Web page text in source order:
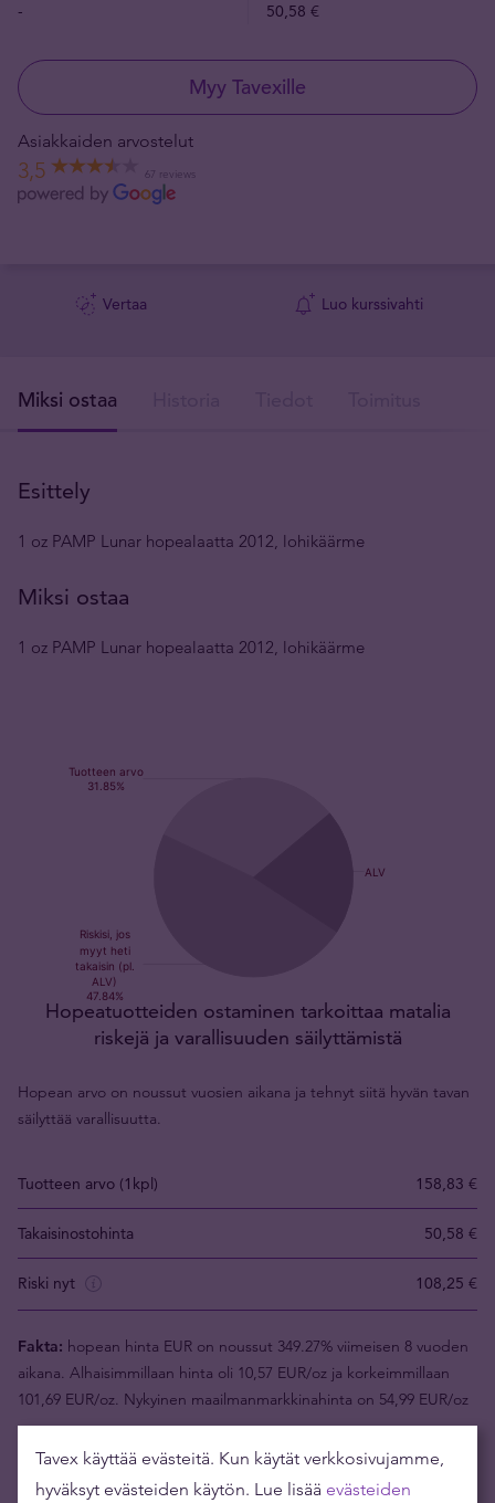
- 50,58 €
Myy Tavexille
Asiakkaiden arvostelut
3,5 67 reviews
Vertaa Luo kurssivahti
Miksi ostaa
Esittely
1 oz PAMP Lunar hopealaatta 2012, lohikäärme
Miksi ostaa
1 oz PAMP Lunar hopealaatta 2012, lohikäärme
Hopeatuotteiden ostaminen tarkoittaa matalia
riskejä ja varallisuuden säilyttämistä
Hopean arvo on noussut vuosien aikana ja tehnyt siitä hyvän tavan
säilyttää varallisuutta.
Tuotteen arvo (1kpl) 158,83 €
Takaisinostohinta 50,58 €
Riski nyt 108,25 €
Fakta: hopean hinta EUR on noussut 349.27% viimeisen 8 vuoden
aikana. Alhaisimmillaan hinta oli 10,57 EUR/oz ja korkeimmillaan
101,69 EUR/oz. Nykyinen maailmanmarkkinahinta on 54,99 EUR/oz
Tavex käyttää evästeitä. Kun käytät verkkosivujamme,
hyväksyt evästeiden käytön. Lue lisää evästeiden